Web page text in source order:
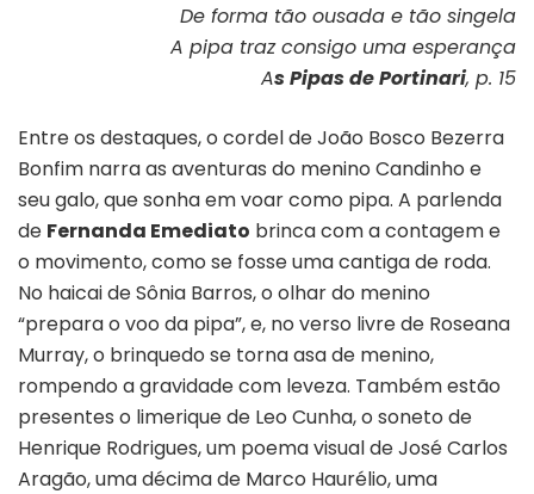
De forma tão ousada e tão singela
A pipa traz consigo uma esperança
As Pipas de Portinari, p. 15
Entre os destaques, o cordel de João Bosco Bezerra
Bonfim narra as aventuras do menino Candinho e
seu galo, que sonha em voar como pipa. A parlenda
de Fernanda Emediato brinca com a contagem e
o movimento, como se fosse uma cantiga de roda.
No haicai de Sônia Barros, o olhar do menino
“prepara o voo da pipa”, e, no verso livre de Roseana
Murray, o brinquedo se torna asa de menino,
rompendo a gravidade com leveza. Também estão
presentes o limerique de Leo Cunha, o soneto de
Henrique Rodrigues, um poema visual de José Carlos
Aragão, uma décima de Marco Haurélio, uma